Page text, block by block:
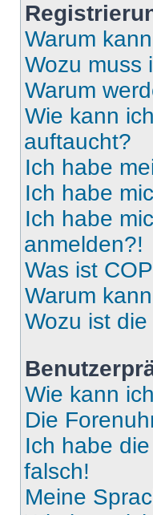
Warum
Wozu muss
Warum
Wie kann
auftaucht?
Ich habe
Ich habe
Ich habe
anmelden?!
Was ist
Warum
Wozu ist
Wie kann
Die
Ich habe
falsch!
Meine